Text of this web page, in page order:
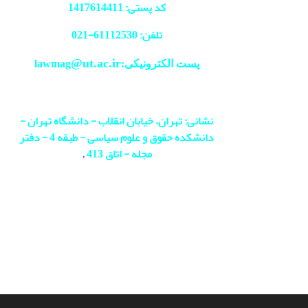
کد پستی: 1417614411
تلفن: 61112530-
021
پست الکترونیکی:lawmag@ut.ac.ir
نشانی: تهران، خیابان انقلاب - دانشگاه تهران -
دانشکده حقوق و علوم سیاسی - طبقه 4 - دفتر
مجله - اتاق 413
.